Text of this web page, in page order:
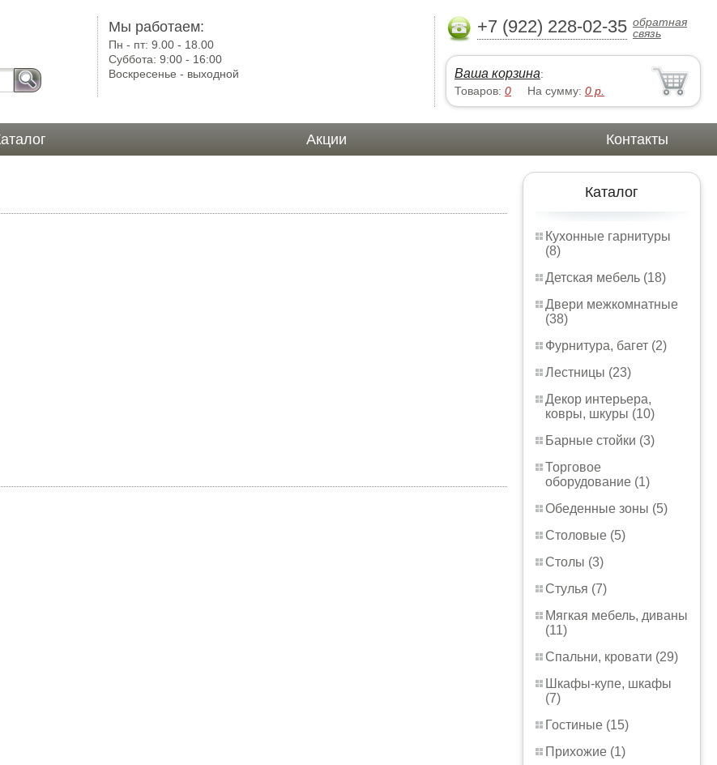
Мы работаем:
Пн - пт:9.00 - 18.00
Суббота:9:00 - 16:00
Воскресенье - выходной
+7 (922) 228-02-35 обратная
связь
Ваша корзина:
Товаров: 0 На сумму: 0 р.
Акции Контакты
Каталог
Кухонные гарнитуры
(8)
Детская мебель (18)
Двери межкомнатные
(38)
Фурнитура, багет (2)
Лестницы (23)
Декор интерьера,
ковры, шкуры (10)
Барные стойки (3)
Торговое
оборудование (1)
Обеденные зоны (5)
Столовые (5)
Столы (3)
Стулья (7)
Мягкая мебель, диваны
(11)
Спальни, кровати (29)
Шкафы-купе, шкафы
(7)
Гостиные (15)
Прихожие (1)